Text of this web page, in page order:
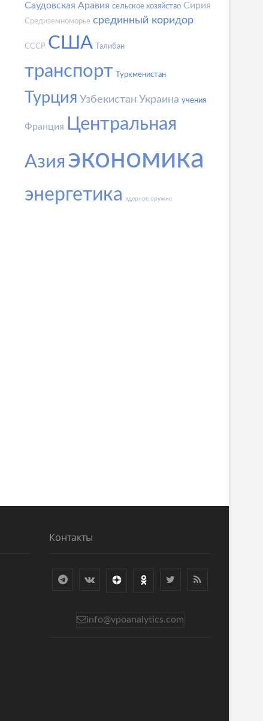
Саудовская Аравия сельское хозяйство Сирия
Средиземноморье срединный коридор
СССР США Талибан
транспорт Туркменистан
Турция Узбекистан Украина учения
Франция Центральная
Азия экономика
энергетика ядерное оружие
Контакты
info@vpoanalytics.com